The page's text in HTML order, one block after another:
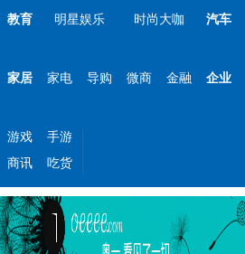
教育 明星娱乐 时尚大咖 汽车
家居 家电 导购 微商 金融 企业
游戏
手游
商讯
吃货